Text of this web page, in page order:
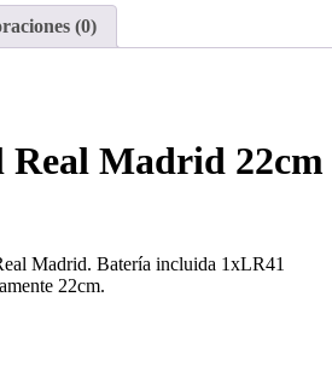
(0)
Madrid 22cm
Madrid. Batería incluida 1xLR41
22cm.